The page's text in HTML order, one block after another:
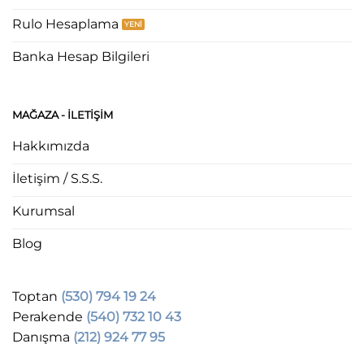
Rulo Hesaplama
Banka Hesap Bilgileri
MAĞAZA - ILETIŞIM
Hakkımızda
İletişim / S.S.S.
Kurumsal
Blog
Toptan (530) 794 19 24
Perakende (540) 732 10 43
Danışma (212) 924 77 95